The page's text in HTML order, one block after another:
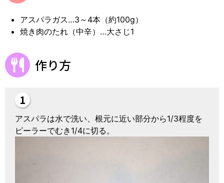
アスパラガス…3～4本（約100g）
焼き肉のたれ（中辛）…大さじ1
作り方
アスパラは水で洗い、根元に近い部分から1/3程度を
ピーラーでむき1/4に切る。